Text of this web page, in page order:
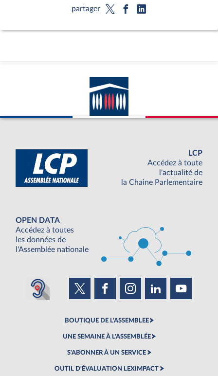
partager
LCP
Accédez à toute
l'actualité de
la Chaine Parlementaire
OPEN DATA
Accédez à toutes
les données de
l'Assemblée nationale
BOUTIQUE DE L'ASSEMBLEE
UNE SEMAINE À L'ASSEMBLÉE
S'ABONNER À UN SERVICE
OUTIL D'ÉVALUATION LEXIMPACT